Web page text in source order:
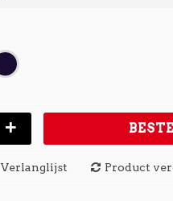
+
Verlanglijst Product